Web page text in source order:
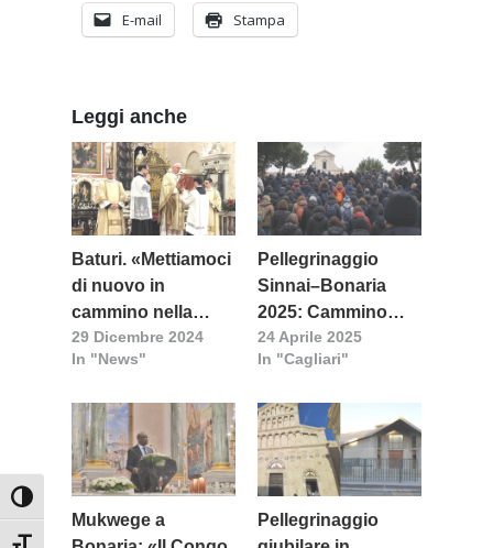
Attiva/disattiva alto contrasto
E-mail Stampa
Leggi anche
Baturi. «Mettiamoci
di nuovo in
cammino nella
speranza del bene
grande che ci è
Gesù»
29 Dicembre 2024
In "News"
Pellegrinaggio
Sinnai–Bonaria
2025: Cammino
Giubilare nel segno
della speranza
24 Aprile 2025
In "Cagliari"
Mukwege a
Pellegrinaggio